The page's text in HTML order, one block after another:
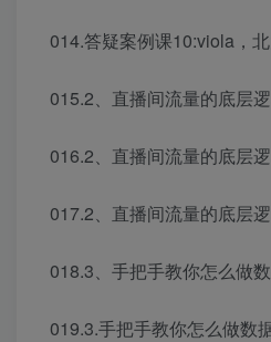
014.答疑案例课10:viola，
015.2、直播间流量的底层
016.2、直播间流量的底层
017.2、直播间流量的底层
018.3、手把手教你怎么做
019.3.手把手教你怎么做数